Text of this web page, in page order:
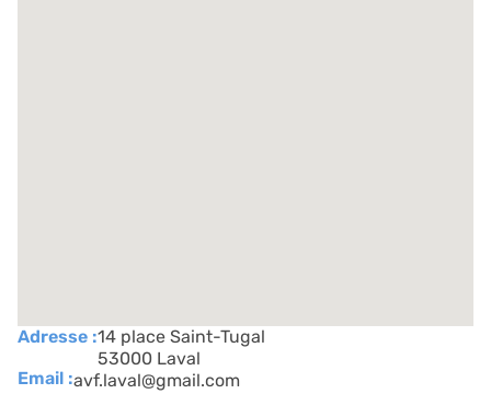
Adresse :14 place Saint-Tugal
53000 Laval
Email :avf.laval@gmail.com